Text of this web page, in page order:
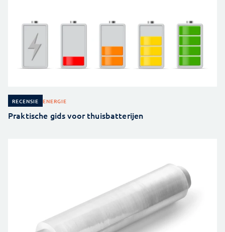
RECENSIE ENERGIE
Praktische gids voor thuisbatterijen